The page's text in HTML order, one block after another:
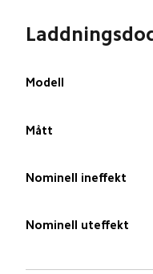
Modell
Mått
Nominell ineffekt
Nominell uteffekt